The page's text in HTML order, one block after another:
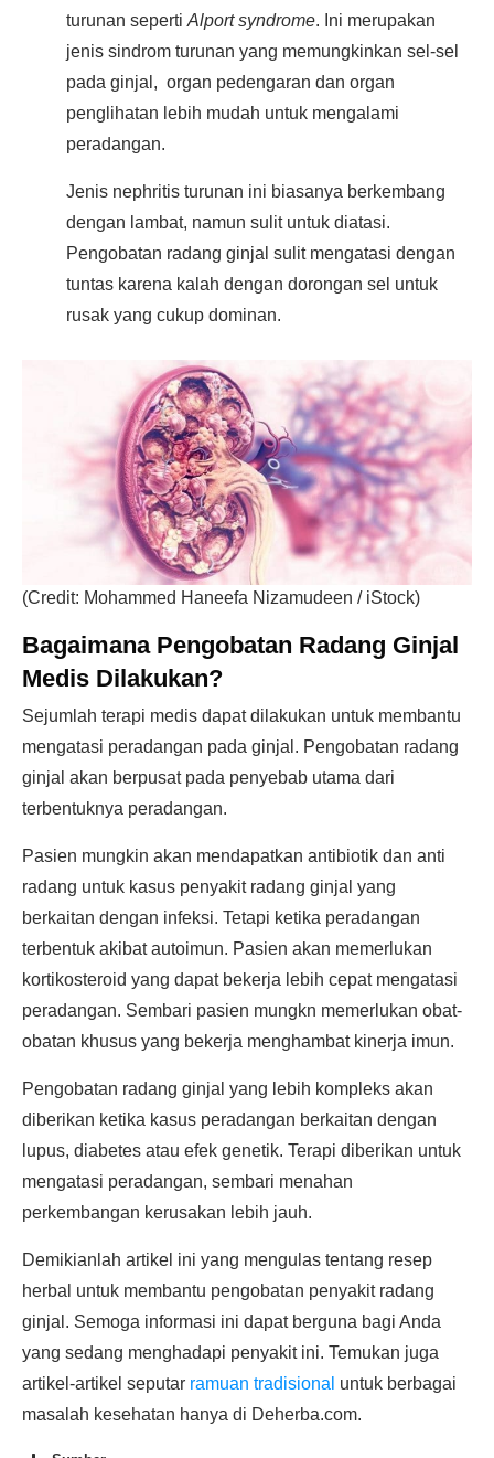
turunan seperti Alport syndrome. Ini merupakan
jenis sindrom turunan yang memungkinkan sel-sel
pada ginjal, organ pedengaran dan organ
penglihatan lebih mudah untuk mengalami
peradangan.
Jenis nephritis turunan ini biasanya berkembang
dengan lambat, namun sulit untuk diatasi.
Pengobatan radang ginjal sulit mengatasi dengan
tuntas karena kalah dengan dorongan sel untuk
rusak yang cukup dominan.
(Credit: Mohammed Haneefa Nizamudeen / iStock)
Bagaimana Pengobatan Radang Ginjal
Medis Dilakukan?
Sejumlah terapi medis dapat dilakukan untuk membantu
mengatasi peradangan pada ginjal. Pengobatan radang
ginjal akan berpusat pada penyebab utama dari
terbentuknya peradangan.
Pasien mungkin akan mendapatkan antibiotik dan anti
radang untuk kasus penyakit radang ginjal yang
berkaitan dengan infeksi. Tetapi ketika peradangan
terbentuk akibat autoimun. Pasien akan memerlukan
kortikosteroid yang dapat bekerja lebih cepat mengatasi
peradangan. Sembari pasien mungkn memerlukan obat-
obatan khusus yang bekerja menghambat kinerja imun.
Pengobatan radang ginjal yang lebih kompleks akan
diberikan ketika kasus peradangan berkaitan dengan
lupus, diabetes atau efek genetik. Terapi diberikan untuk
mengatasi peradangan, sembari menahan
perkembangan kerusakan lebih jauh.
Demikianlah artikel ini yang mengulas tentang resep
herbal untuk membantu pengobatan penyakit radang
ginjal. Semoga informasi ini dapat berguna bagi Anda
yang sedang menghadapi penyakit ini. Temukan juga
artikel-artikel seputar ramuan tradisional untuk berbagai
masalah kesehatan hanya di Deherba.com.